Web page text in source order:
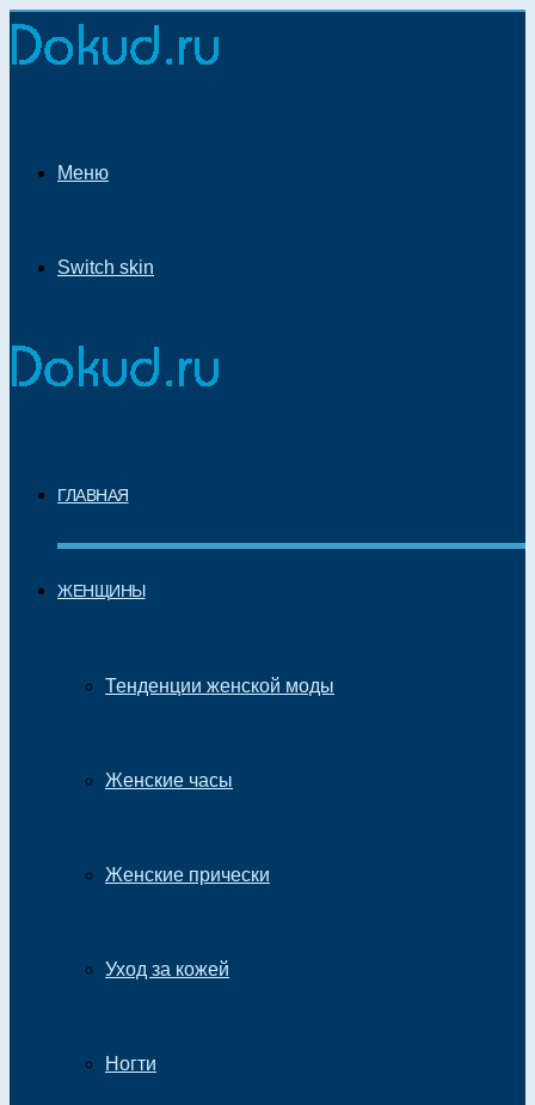
Меню
Switch skin
ГЛАВНАЯ
ЖЕНЩИНЫ
Тенденции женской моды
Женские часы
Женские прически
Уход за кожей
Ногти